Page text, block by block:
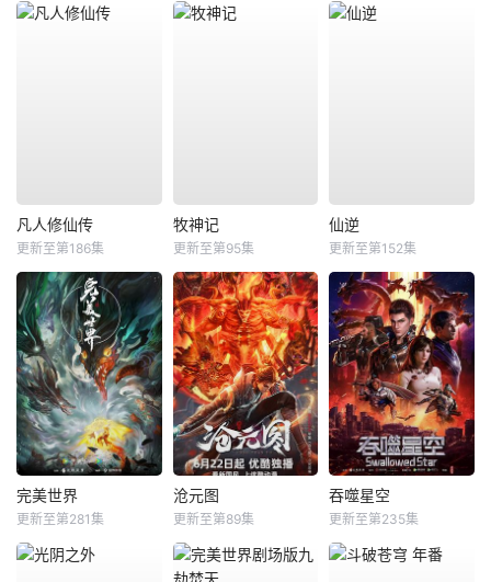
凡人修仙传
更新至第186集
牧神记
更新至第95集
仙逆
更新至第152集
完美世界
更新至第281集
沧元图
更新至第89集
吞噬星空
更新至第235集